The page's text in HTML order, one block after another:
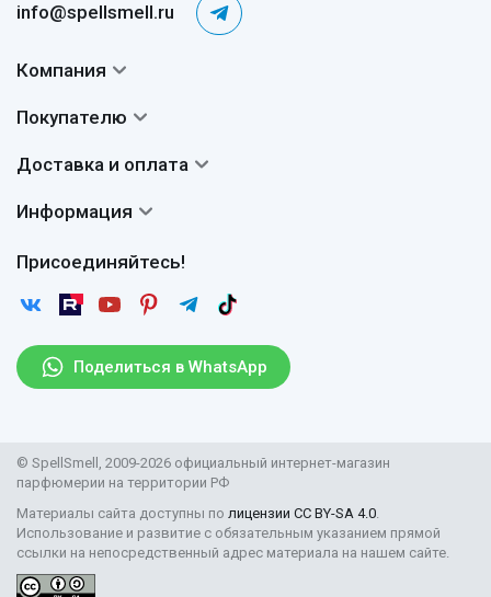
info@spellsmell.ru
Поделиться в WhatsApp
Присоединяйтесь!
Компания
Авторы
Сертификаты
Покупателю
Вопросы и ответы
Отзывы
Статьи
Рассылка
Доставка и оплата
Доставка
Возврат
Информация
Пользовательское соглашение
Защита персональных данных
Правила продажи товаров (Постановление Правительства
Поставщикам
© SpellSmell, 2009-2026 официальный интернет-магазин
парфюмерии на территории РФ
Материалы сайта доступны по лицензии CC BY-SA 4.0.
Использование и развитие с обязательным указанием прямой
ссылки на непосредственный адрес материала на нашем сайте.